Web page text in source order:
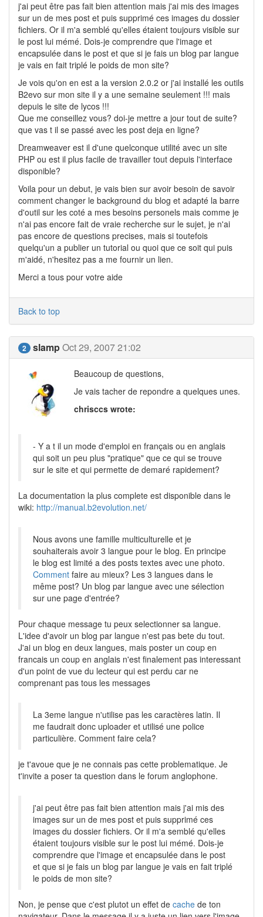
j'ai peut être pas fait bien attention mais j'ai mis des images
sur un de mes post et puis supprimé ces images du dossier
fichiers. Or il m'a semblé qu'elles étaient toujours visible sur
le post lui mémé. Dois-je comprendre que l'image et
encapsulée dans le post et que si je fais un blog par langue
je vais en fait triplé le poids de mon site?
Je vois qu'on en est a la version 2.0.2 or j'ai installé les outils
B2evo sur mon site il y a une semaine seulement !!! mais
depuis le site de lycos !!!
Que me conseillez vous? doi-je mettre a jour tout de suite?
que vas t il se passé avec les post deja en ligne?
Dreamweaver est il d'une quelconque utilité avec un site
PHP ou est il plus facile de travailler tout depuis l'interface
disponible?
Voila pour un debut, je vais bien sur avoir besoin de savoir
comment changer le background du blog et adapté la barre
d'outil sur les coté a mes besoins personels mais comme je
n'ai pas encore fait de vraie recherche sur le sujet, je n'ai
pas encore de questions precises, mais si toutefois
quelqu'un a publier un tutorial ou quoi que ce soit qui puis
m'aidé, n'hesitez pas a me fournir un lien.
Merci a tous pour votre aide
Back to top
2 slampOct 29, 2007 21:02
Beaucoup de questions,
Je vais tacher de repondre a quelques unes.
chrisccs wrote:
- Y a t il un mode d'emploi en français ou en anglais
qui soit un peu plus "pratique" que ce qui se trouve
sur le site et qui permette de demaré rapidement?
La documentation la plus complete est disponible dans le
wiki: http://manual.b2evolution.net/
Nous avons une famille multiculturelle et je
souhaiterais avoir 3 langue pour le blog. En principe
le blog est limité a des posts textes avec une photo.
Comment faire au mieux? Les 3 langues dans le
même post? Un blog par langue avec une sélection
sur une page d'entrée?
Pour chaque message tu peux selectionner sa langue.
L'idee d'avoir un blog par langue n'est pas bete du tout.
J'ai un blog en deux langues, mais poster un coup en
francais un coup en anglais n'est finalement pas interessant
d'un point de vue du lecteur qui est perdu car ne
comprenant pas tous les messages
La 3eme langue n'utilise pas les caractères latin. Il
me faudrait donc uploader et utilisé une police
particulière. Comment faire cela?
je t'avoue que je ne connais pas cette problematique. Je
t'invite a poser ta question dans le forum anglophone.
j'ai peut être pas fait bien attention mais j'ai mis des
images sur un de mes post et puis supprimé ces
images du dossier fichiers. Or il m'a semblé qu'elles
étaient toujours visible sur le post lui mémé. Dois-je
comprendre que l'image et encapsulée dans le post
et que si je fais un blog par langue je vais en fait triplé
le poids de mon site?
Non, je pense que c'est plutot un effet de cache de ton